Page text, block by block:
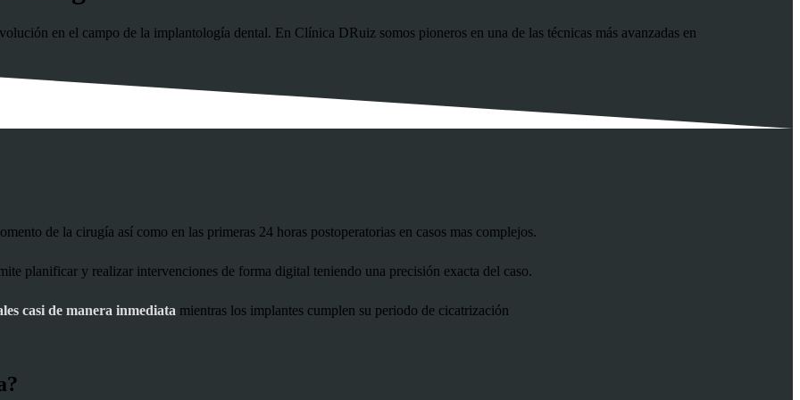
en el campo de la implantología dental. En Clínica DRuiz somos pioneros en una de las técnicas más avanzadas en
de la cirugía así como en las primeras 24 horas postoperatorias en casos mas complejos.
planificar y realizar intervenciones de forma digital teniendo una precisión exacta del caso.
casi de manera inmediata mientras los implantes cumplen su periodo de cicatrización